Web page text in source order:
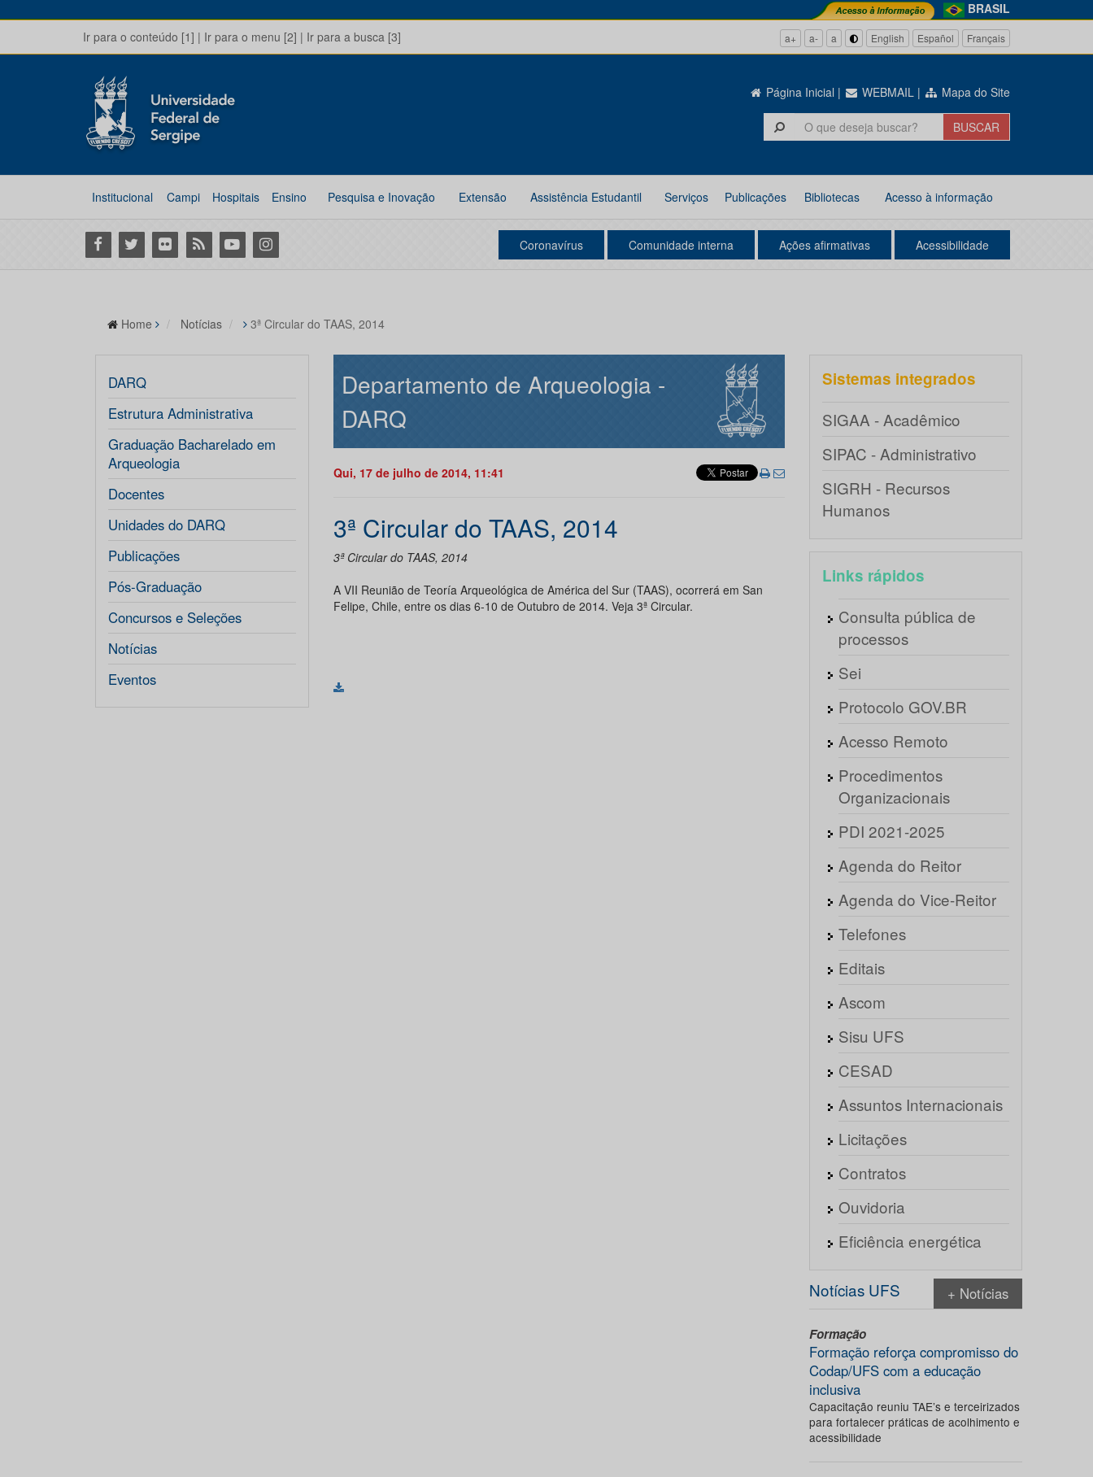
BRASIL
Ir para o conteúdo [1] | Ir para o menu [2] | Ir para a busca [3] a+ a- a English Español Français
Página Inicial | WEBMAIL | Mapa do Site
Institucional Campi Hospitais Ensino Pesquisa e Inovação Extensão Assistência Estudantil Serviços Publicações Bibliotecas Acesso à informação
Facebook
Twitter Flickr RSS YoutubeInstagram Coronavírus Comunidade interna Ações afirmativas Acessibilidade
Home Notícias 3ª Circular do TAAS, 2014
DARQ
Estrutura Administrativa
Graduação Bacharelado em
Arqueologia
Docentes
Unidades do DARQ
Publicações
Pós-Graduação
Concursos e Seleções
Notícias
Eventos
Departamento de Arqueologia -
DARQ
Qui, 17 de julho de 2014, 11:41
3ª Circular do TAAS, 2014
3ª Circular do TAAS, 2014
A VII Reunião de Teoría Arqueológica de América del Sur (TAAS), ocorrerá em San
Felipe, Chile, entre os dias 6-10 de Outubro de 2014. Veja 3ª Circular.
Sistemas integrados
SIGAA - Acadêmico
SIPAC - Administrativo
SIGRH - Recursos
Humanos
Links rápidos
Consulta pública de
processos
Sei
Protocolo GOV.BR
Acesso Remoto
Procedimentos
Organizacionais
PDI 2021-2025
Agenda do Reitor
Agenda do Vice-Reitor
Telefones
Editais
Ascom
Sisu UFS
CESAD
Assuntos Internacionais
Licitações
Contratos
Ouvidoria
Eficiência energética
Notícias UFS + Notícias
Formação
Formação reforça compromisso do
Codap/UFS com a educação
inclusiva
Capacitação reuniu TAE’s e terceirizados
para fortalecer práticas de acolhimento e
acessibilidade